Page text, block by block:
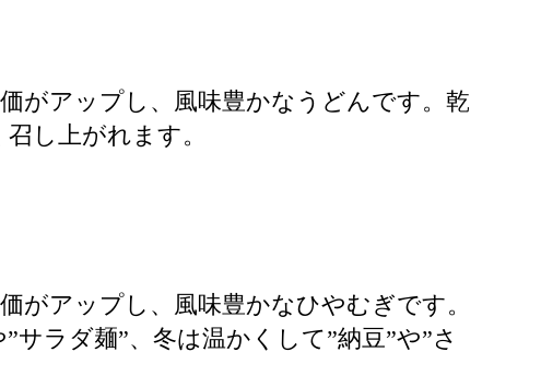
がアップし、風味豊かなうどんです。乾
し上がれます。
がアップし、風味豊かなひやむぎです。
ラダ麺”、冬は温かくして”納豆”や”さ